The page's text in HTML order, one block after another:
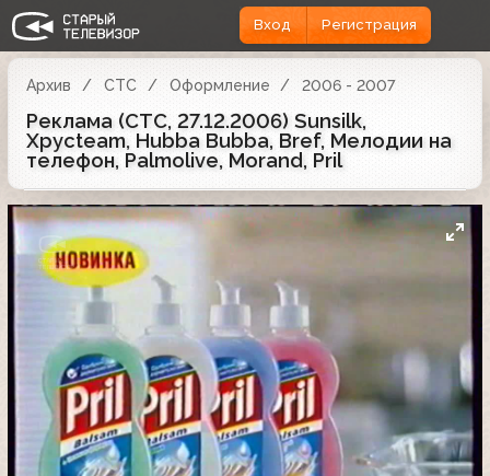
Вход Регистрация
Архив СТС Оформление 2006 - 2007
Реклама (СТС, 27.12.2006) Sunsilk,
Хрусteam, Hubba Bubba, Bref, Мелодии на
телефон, Palmolive, Morand, Pril